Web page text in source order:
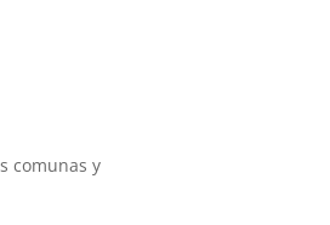
comunas y